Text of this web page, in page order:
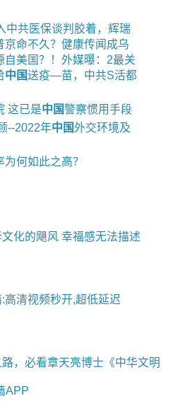
中共医保谈判胶着，辉瑞
京命不久？健康传闻成乌
自美国？！外媒曝：2最关
中国送疫—苗，中共S活都
这已是中国警察惯用手段
--2022年中国外交环境及
何如此之高？
化的飓风 幸福感无法描述
高清视频秒开,超低延迟
，必看章天亮博士《中华文明
APP